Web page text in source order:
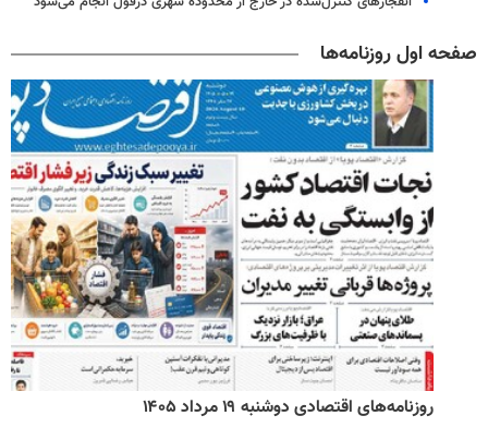
صفحه اول روزنامه‌ها
روزنامه‌های اقتصادی دوشنبه ۱۹ مرداد ۱۴۰۵